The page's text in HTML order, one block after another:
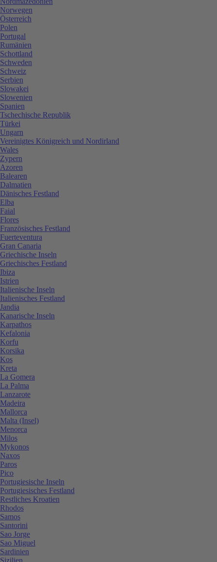
Norwegen
Österreich
Polen
Portugal
Rumänien
Schottland
Schweden
Schweiz
Serbien
Slowakei
Slowenien
Spanien
Tschechische Republik
Türkei
Ungarn
Vereinigtes Königreich und Nordirland
Wales
Zypern
Azoren
Balearen
Dalmatien
Dänisches Festland
Elba
Faial
Flores
Französisches Festland
Fuerteventura
Gran Canaria
Griechische Inseln
Griechisches Festland
Ibiza
Istrien
Italienische Inseln
Italienisches Festland
Jandia
Kanarische Inseln
Karpathos
Kefalonia
Korfu
Korsika
Kos
Kreta
La Gomera
La Palma
Lanzarote
Madeira
Mallorca
Malta (Insel)
Menorca
Milos
Mykonos
Naxos
Paros
Pico
Portugiesische Inseln
Portugiesisches Festland
Restliches Kroatien
Rhodos
Samos
Santorini
Sao Jorge
Sao Miguel
Sardinien
Sizilien